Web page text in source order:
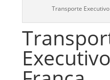
Transporte